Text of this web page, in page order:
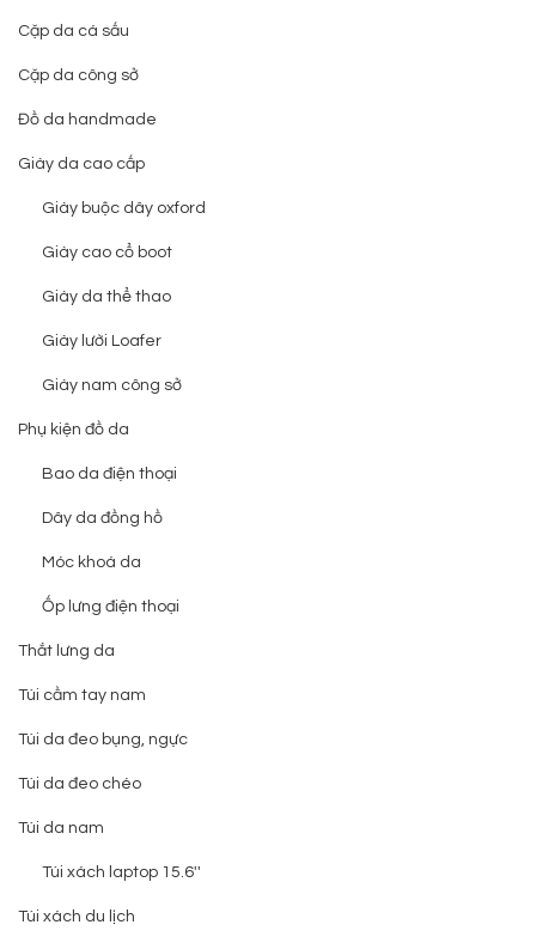
Cặp da cá sấu
Cặp da công sở
Đồ da handmade
Giày da cao cấp
Giày buộc dây oxford
Giày cao cổ boot
Giày da thể thao
Giày lười Loafer
Giày nam công sở
Phụ kiện đồ da
Bao da điện thoại
Dây da đồng hồ
Móc khoá da
Ốp lưng điện thoại
Thắt lưng da
Túi cầm tay nam
Túi da đeo bụng, ngực
Túi da đeo chéo
Túi da nam
Túi xách laptop 15.6''
Túi xách du lịch